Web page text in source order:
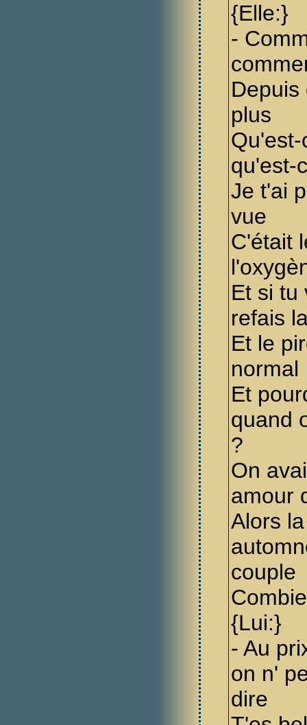
{Elle:}
-
Depuis
plus
qu'est-
Je t'ai
vue
C'était
Et si tu
refais
Et le
normal
Et
quand
?
On
amour
Alors
couple
{Lui:}
- Au
on n'
dire